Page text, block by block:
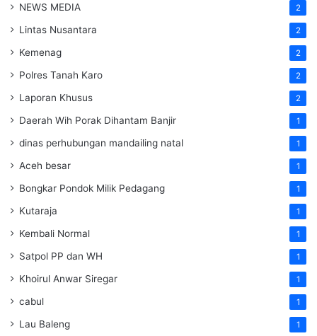
NEWS MEDIA 2
Lintas Nusantara 2
Kemenag 2
Polres Tanah Karo 2
Laporan Khusus 2
Daerah Wih Porak Dihantam Banjir 1
dinas perhubungan mandailing natal 1
Aceh besar 1
Bongkar Pondok Milik Pedagang 1
Kutaraja 1
Kembali Normal 1
Satpol PP dan WH 1
Khoirul Anwar Siregar 1
cabul 1
Lau Baleng 1